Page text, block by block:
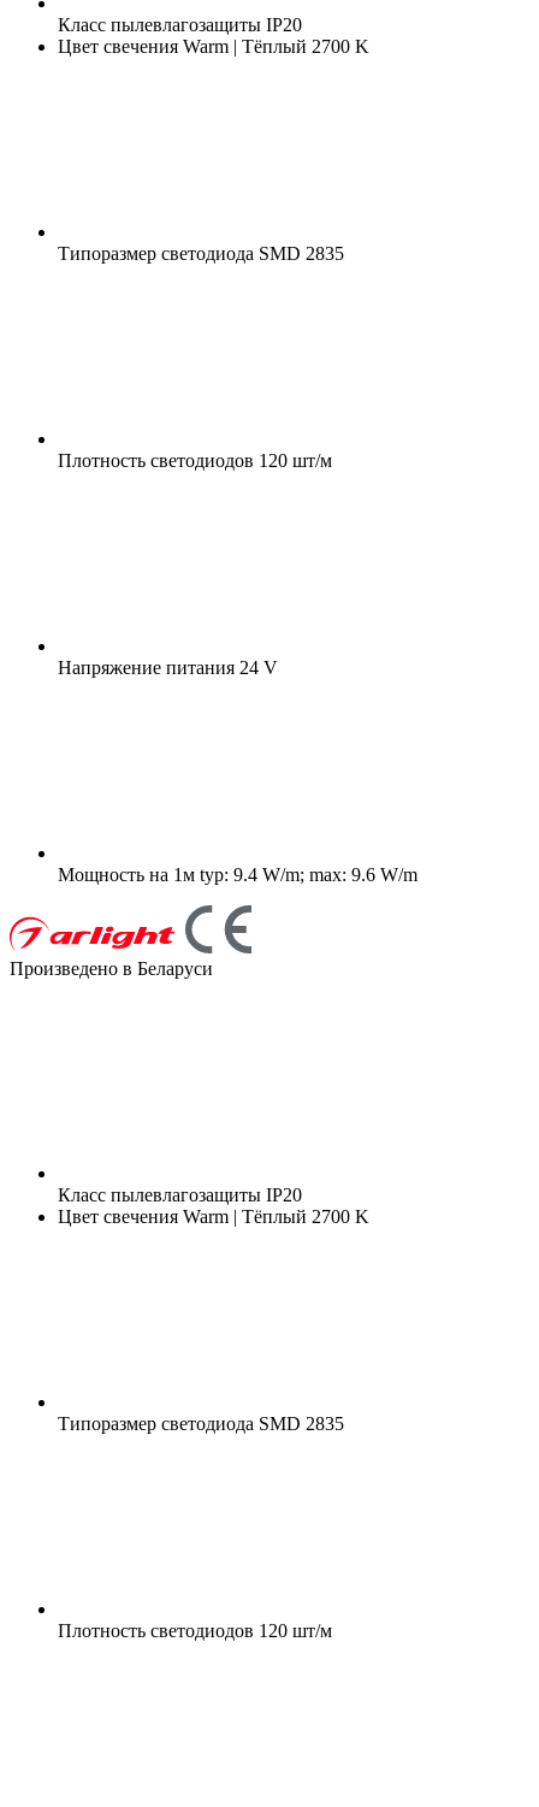
Класс пылевлагозащиты IP20
Цвет свечения Warm | Тёплый 2700 K
Типоразмер светодиода SMD 2835
Плотность светодиодов 120 шт/м
Напряжение питания 24 V
Мощность на 1м typ: 9.4 W/m; max: 9.6 W/m
Произведено в Беларуси
Класс пылевлагозащиты IP20
Цвет свечения Warm | Тёплый 2700 K
Типоразмер светодиода SMD 2835
Плотность светодиодов 120 шт/м